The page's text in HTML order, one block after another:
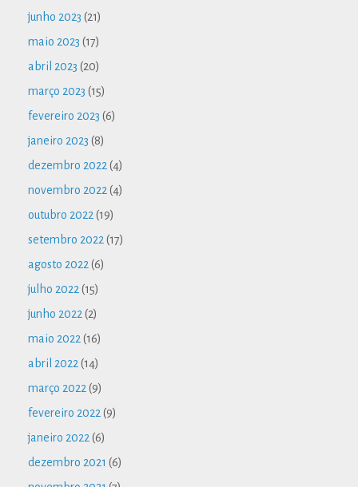
junho 2023 (21)
maio 2023 (17)
abril 2023 (20)
março 2023 (15)
fevereiro 2023 (6)
janeiro 2023 (8)
dezembro 2022(4)
novembro 2022(4)
outubro 2022(19)
setembro 2022(17)
agosto 2022(6)
julho 2022(15)
junho 2022(2)
maio 2022(16)
abril 2022(14)
março 2022(9)
fevereiro 2022(9)
janeiro 2022(6)
dezembro 2021 (6)